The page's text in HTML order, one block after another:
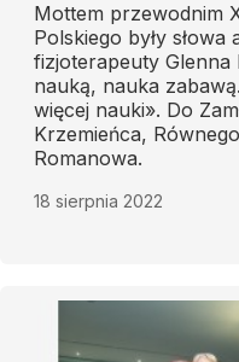
Mottem przewodnim
Polskiego były słowa
fizjoterapeuty Glenna
nauką, nauka
więcej nauki». Do
Krzemieńca,
Romanowa.
18 sierpnia 2022